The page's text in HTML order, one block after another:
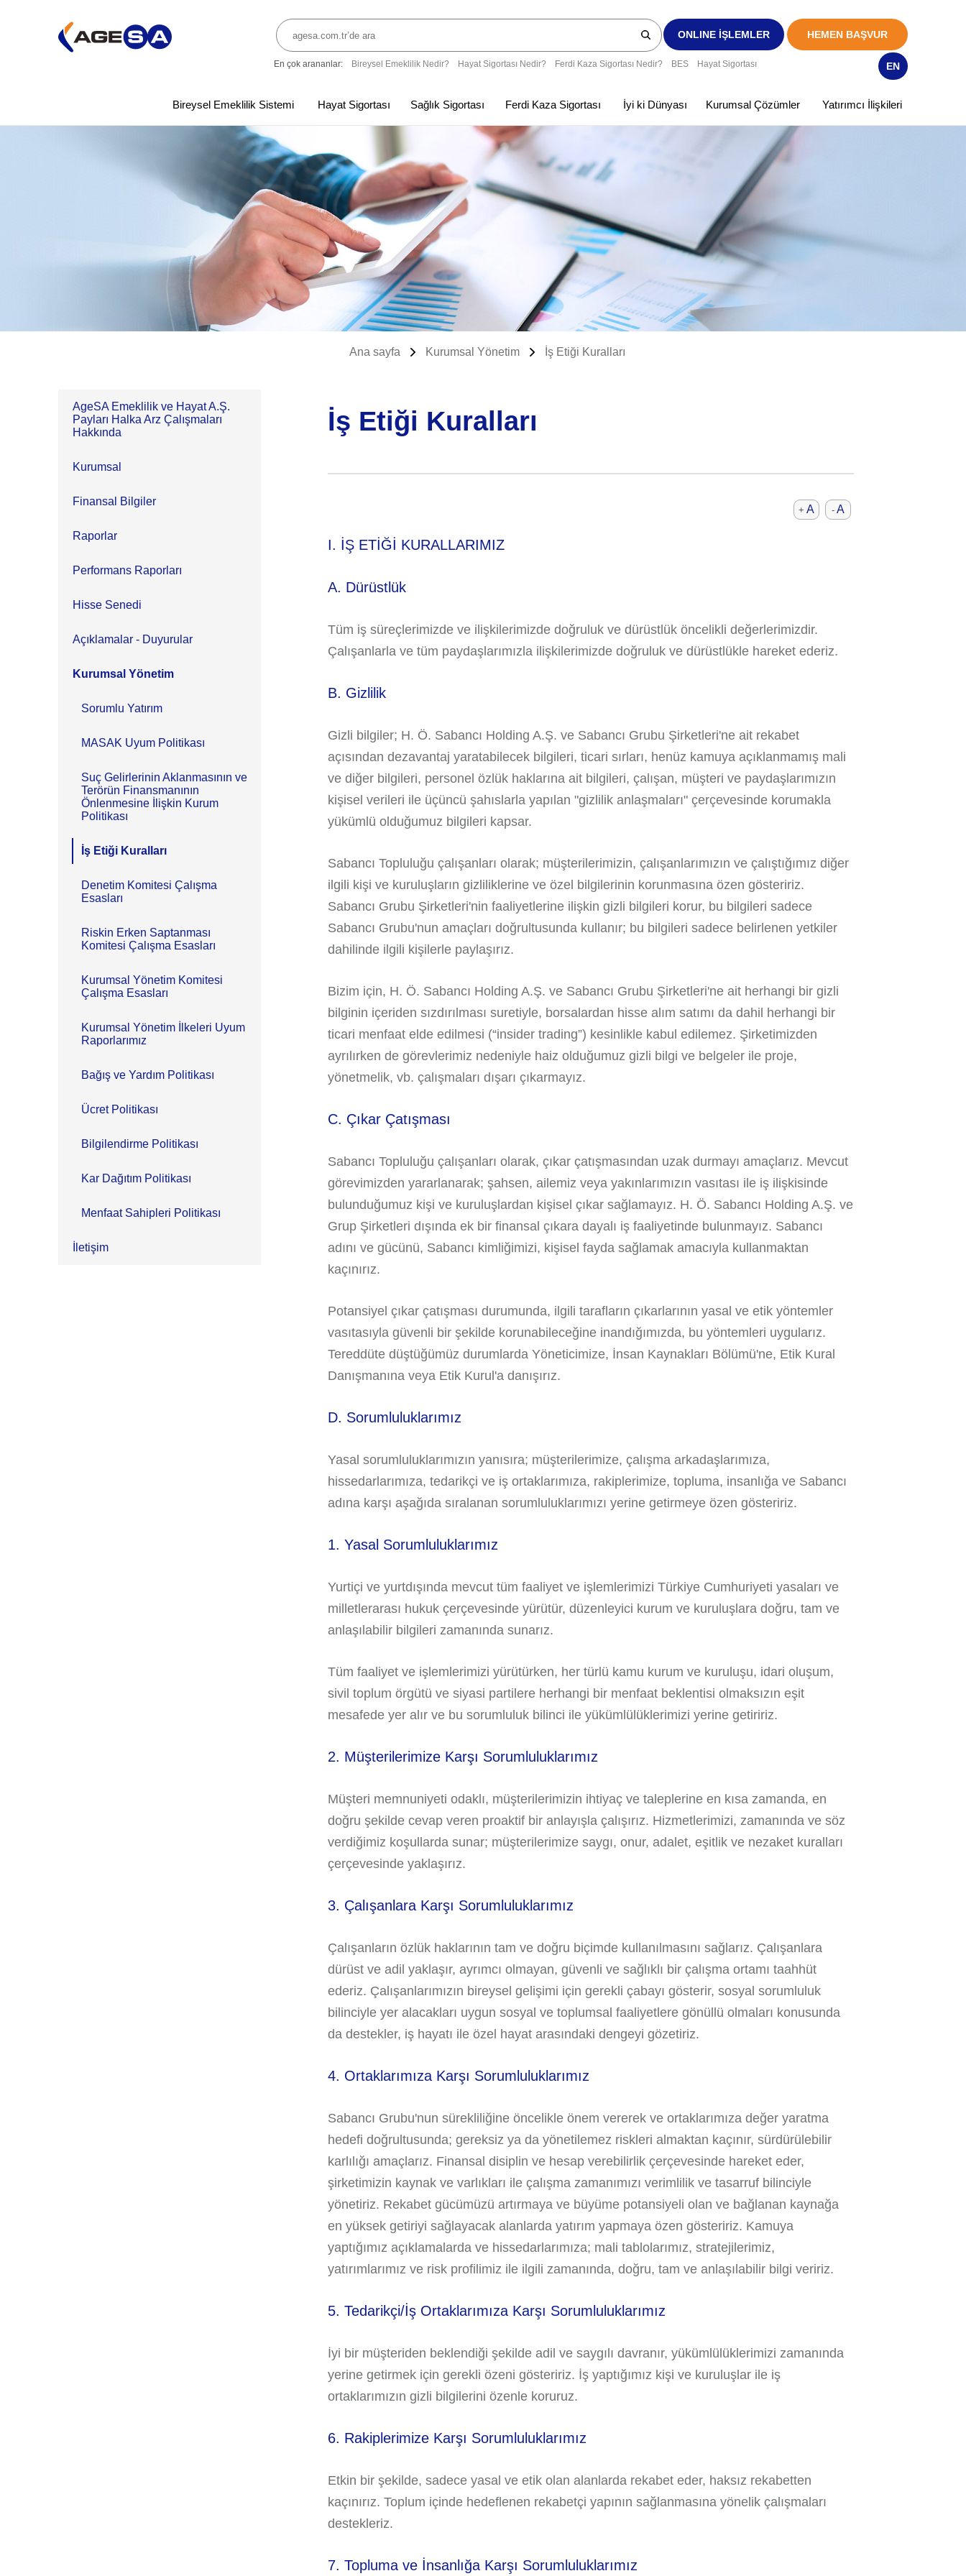
ONLINE İŞLEMLER HEMEN BAŞVUR
EN
En çok arananlar: Bireysel Emeklilik Nedir? Hayat Sigortası Nedir? Ferdi Kaza Sigortası Nedir? BES Hayat Sigortası
Bireysel Emeklilik Sistemi Hayat Sigortası Sağlık Sigortası Ferdi Kaza Sigortası İyi ki Dünyası Kurumsal Çözümler Yatırımcı İlişkileri
Ana sayfa Kurumsal Yönetim İş Etiği Kuralları
AgeSA Emeklilik ve Hayat A.Ş.
Payları Halka Arz Çalışmaları
Hakkında
Kurumsal
Finansal Bilgiler
Raporlar
Performans Raporları
Hisse Senedi
Açıklamalar - Duyurular
Kurumsal Yönetim
Sorumlu Yatırım
MASAK Uyum Politikası
Suç Gelirlerinin Aklanmasının ve
Terörün Finansmanının
Önlenmesine İlişkin Kurum
Politikası
İş Etiği Kuralları
Denetim Komitesi Çalışma
Esasları
Riskin Erken Saptanması
Komitesi Çalışma Esasları
Kurumsal Yönetim Komitesi
Çalışma Esasları
Kurumsal Yönetim İlkeleri Uyum
Raporlarımız
Bağış ve Yardım Politikası
Ücret Politikası
Bilgilendirme Politikası
Kar Dağıtım Politikası
Menfaat Sahipleri Politikası
İletişim
İş Etiği Kuralları
-A
+ A
I. İŞ ETİĞİ KURALLARIMIZ
A. Dürüstlük
Tüm iş süreçlerimizde ve ilişkilerimizde doğruluk ve dürüstlük öncelikli değerlerimizdir.
Çalışanlarla ve tüm paydaşlarımızla ilişkilerimizde doğruluk ve dürüstlükle hareket ederiz.
B. Gizlilik
Gizli bilgiler; H. Ö. Sabancı Holding A.Ş. ve Sabancı Grubu Şirketleri'ne ait rekabet
açısından dezavantaj yaratabilecek bilgileri, ticari sırları, henüz kamuya açıklanmamış mali
ve diğer bilgileri, personel özlük haklarına ait bilgileri, çalışan, müşteri ve paydaşlarımızın
kişisel verileri ile üçüncü şahıslarla yapılan "gizlilik anlaşmaları" çerçevesinde korumakla
yükümlü olduğumuz bilgileri kapsar.
Sabancı Topluluğu çalışanları olarak; müşterilerimizin, çalışanlarımızın ve çalıştığımız diğer
ilgili kişi ve kuruluşların gizliliklerine ve özel bilgilerinin korunmasına özen gösteririz.
Sabancı Grubu Şirketleri'nin faaliyetlerine ilişkin gizli bilgileri korur, bu bilgileri sadece
Sabancı Grubu'nun amaçları doğrultusunda kullanır; bu bilgileri sadece belirlenen yetkiler
dahilinde ilgili kişilerle paylaşırız.
Bizim için, H. Ö. Sabancı Holding A.Ş. ve Sabancı Grubu Şirketleri'ne ait herhangi bir gizli
bilginin içeriden sızdırılması suretiyle, borsalardan hisse alım satımı da dahil herhangi bir
ticari menfaat elde edilmesi (“insider trading”) kesinlikle kabul edilemez. Şirketimizden
ayrılırken de görevlerimiz nedeniyle haiz olduğumuz gizli bilgi ve belgeler ile proje,
yönetmelik, vb. çalışmaları dışarı çıkarmayız.
C. Çıkar Çatışması
Sabancı Topluluğu çalışanları olarak, çıkar çatışmasından uzak durmayı amaçlarız. Mevcut
görevimizden yararlanarak; şahsen, ailemiz veya yakınlarımızın vasıtası ile iş ilişkisinde
bulunduğumuz kişi ve kuruluşlardan kişisel çıkar sağlamayız. H. Ö. Sabancı Holding A.Ş. ve
Grup Şirketleri dışında ek bir finansal çıkara dayalı iş faaliyetinde bulunmayız. Sabancı
adını ve gücünü, Sabancı kimliğimizi, kişisel fayda sağlamak amacıyla kullanmaktan
kaçınırız.
Potansiyel çıkar çatışması durumunda, ilgili tarafların çıkarlarının yasal ve etik yöntemler
vasıtasıyla güvenli bir şekilde korunabileceğine inandığımızda, bu yöntemleri uygularız.
Tereddüte düştüğümüz durumlarda Yöneticimize, İnsan Kaynakları Bölümü'ne, Etik Kural
Danışmanına veya Etik Kurul'a danışırız.
D. Sorumluluklarımız
Yasal sorumluluklarımızın yanısıra; müşterilerimize, çalışma arkadaşlarımıza,
hissedarlarımıza, tedarikçi ve iş ortaklarımıza, rakiplerimize, topluma, insanlığa ve Sabancı
adına karşı aşağıda sıralanan sorumluluklarımızı yerine getirmeye özen gösteririz.
1. Yasal Sorumluluklarımız
Yurtiçi ve yurtdışında mevcut tüm faaliyet ve işlemlerimizi Türkiye Cumhuriyeti yasaları ve
milletlerarası hukuk çerçevesinde yürütür, düzenleyici kurum ve kuruluşlara doğru, tam ve
anlaşılabilir bilgileri zamanında sunarız.
Tüm faaliyet ve işlemlerimizi yürütürken, her türlü kamu kurum ve kuruluşu, idari oluşum,
sivil toplum örgütü ve siyasi partilere herhangi bir menfaat beklentisi olmaksızın eşit
mesafede yer alır ve bu sorumluluk bilinci ile yükümlülüklerimizi yerine getiririz.
2. Müşterilerimize Karşı Sorumluluklarımız
Müşteri memnuniyeti odaklı, müşterilerimizin ihtiyaç ve taleplerine en kısa zamanda, en
doğru şekilde cevap veren proaktif bir anlayışla çalışırız. Hizmetlerimizi, zamanında ve söz
verdiğimiz koşullarda sunar; müşterilerimize saygı, onur, adalet, eşitlik ve nezaket kuralları
çerçevesinde yaklaşırız.
3. Çalışanlara Karşı Sorumluluklarımız
Çalışanların özlük haklarının tam ve doğru biçimde kullanılmasını sağlarız. Çalışanlara
dürüst ve adil yaklaşır, ayrımcı olmayan, güvenli ve sağlıklı bir çalışma ortamı taahhüt
ederiz. Çalışanlarımızın bireysel gelişimi için gerekli çabayı gösterir, sosyal sorumluluk
bilinciyle yer alacakları uygun sosyal ve toplumsal faaliyetlere gönüllü olmaları konusunda
da destekler, iş hayatı ile özel hayat arasındaki dengeyi gözetiriz.
4. Ortaklarımıza Karşı Sorumluluklarımız
Sabancı Grubu'nun sürekliliğine öncelikle önem vererek ve ortaklarımıza değer yaratma
hedefi doğrultusunda; gereksiz ya da yönetilemez riskleri almaktan kaçınır, sürdürülebilir
karlılığı amaçlarız. Finansal disiplin ve hesap verebilirlik çerçevesinde hareket eder,
şirketimizin kaynak ve varlıkları ile çalışma zamanımızı verimlilik ve tasarruf bilinciyle
yönetiriz. Rekabet gücümüzü artırmaya ve büyüme potansiyeli olan ve bağlanan kaynağa
en yüksek getiriyi sağlayacak alanlarda yatırım yapmaya özen gösteririz. Kamuya
yaptığımız açıklamalarda ve hissedarlarımıza; mali tablolarımız, stratejilerimiz,
yatırımlarımız ve risk profilimiz ile ilgili zamanında, doğru, tam ve anlaşılabilir bilgi veririz.
5. Tedarikçi/İş Ortaklarımıza Karşı Sorumluluklarımız
İyi bir müşteriden beklendiği şekilde adil ve saygılı davranır, yükümlülüklerimizi zamanında
yerine getirmek için gerekli özeni gösteririz. İş yaptığımız kişi ve kuruluşlar ile iş
ortaklarımızın gizli bilgilerini özenle koruruz.
6. Rakiplerimize Karşı Sorumluluklarımız
Etkin bir şekilde, sadece yasal ve etik olan alanlarda rekabet eder, haksız rekabetten
kaçınırız. Toplum içinde hedeflenen rekabetçi yapının sağlanmasına yönelik çalışmaları
destekleriz.
7. Topluma ve İnsanlığa Karşı Sorumluluklarımız